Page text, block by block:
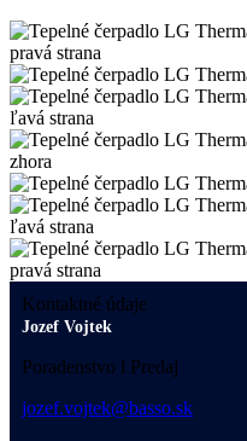
Kontaktné údaje
Jozef Vojtek
Poradenstvo l Predaj
jozef.vojtek@basso.sk